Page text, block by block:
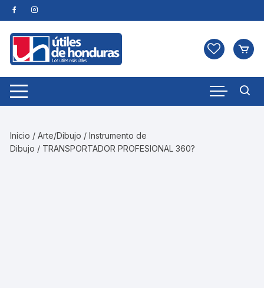
Skip
to
content
Inicio /Arte/Dibujo /Instrumento de
Dibujo / TRANSPORTADOR PROFESIONAL 360?